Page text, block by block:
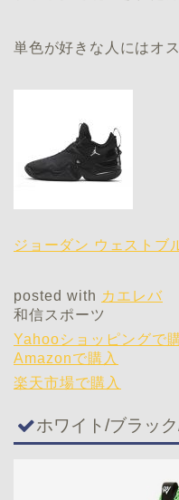
単色が好きな人にはオ
ジョーダン ウェストブ
posted with カエレバ
和信スポーツ
Yahooショッピングで
Amazonで購入
楽天市場で購入
ホワイト/ブラッ